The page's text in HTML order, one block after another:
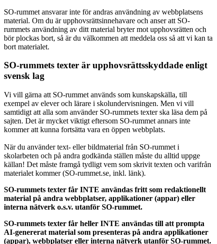
SO-rummet ansvarar inte för andras användning av webbplatsens
material. Om du är upphovsrättsinnehavare och anser att SO-
rummets användning av ditt material bryter mot upphovsrätten och
bör plockas bort, så är du välkommen att meddela oss så att vi kan ta
bort materialet.
SO-rummets texter är upphovsrättsskyddade enligt
svensk lag
Vi vill gärna att SO-rummet används som kunskapskälla, till
exempel av elever och lärare i skolundervisningen. Men vi vill
samtidigt att alla som använder SO-rummets texter ska läsa dem på
sajten. Det är mycket viktigt eftersom SO-rummet annars inte
kommer att kunna fortsätta vara en öppen webbplats.
När du använder text- eller bildmaterial från SO-rummet i
skolarbeten och på andra godkända ställen måste du alltid uppge
källan! Det måste framgå tydligt vem som skrivit texten och varifrån
materialet kommer (SO-rummet.se, inkl. länk).
SO-rummets texter får INTE användas fritt som redaktionellt
material på andra webbplatser, applikationer (appar) eller
interna nätverk o.s.v. utanför SO-rummet.
SO-rummets texter får heller INTE användas till att prompta
AI-genererat material som presenteras på andra applikationer
(appar), webbplatser eller interna nätverk utanför SO-rummet.